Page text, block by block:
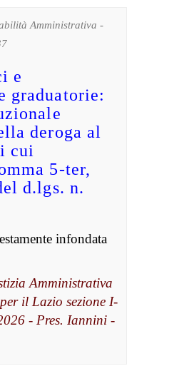
Amministrativa -
e
graduatorie:
deroga al
cui
5-ter,
d.lgs. n.
infondata
Amministrativa
il Lazio sezione I-
- Pres. Iannini -